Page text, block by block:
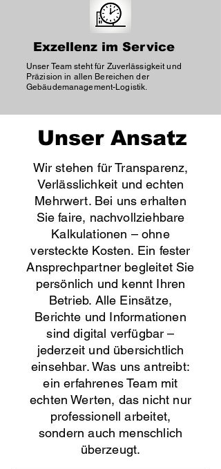
Exzellenz im Service
Unser Team steht für Zuverlässigkeit und
Präzision in allen Bereichen der
Gebäudemanagement-Logistik.
Unser Ansatz
Wir stehen für Transparenz,
Verlässlichkeit und echten
Mehrwert. Bei uns erhalten
Sie faire, nachvollziehbare
Kalkulationen – ohne
versteckte Kosten. Ein fester
Ansprechpartner begleitet Sie
persönlich und kennt Ihren
Betrieb. Alle Einsätze,
Berichte und Informationen
sind digital verfügbar –
jederzeit und übersichtlich
einsehbar. Was uns antreibt:
ein erfahrenes Team mit
echten Werten, das nicht nur
professionell arbeitet,
sondern auch menschlich
überzeugt.